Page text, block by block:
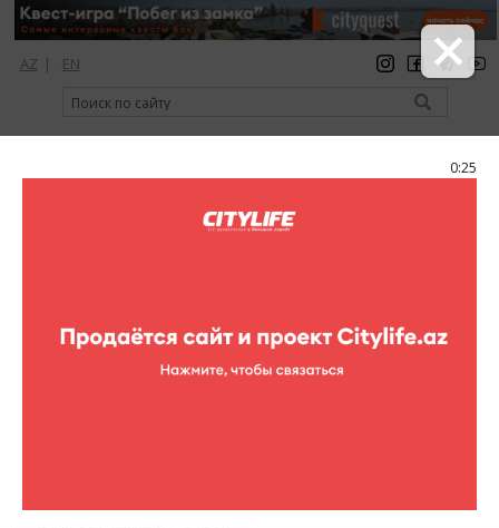
0:25
AZ | EN
регистрация вход Citylife Magazine